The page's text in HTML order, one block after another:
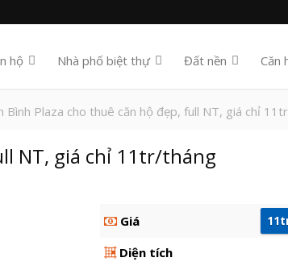
hộ Nhà phố biệt thự Đất nền Căn
Bình Plaza cho thuê căn hộ đẹp, full NT, giá chỉ
NT, giá chỉ 11tr/tháng
Giá
Diện tích